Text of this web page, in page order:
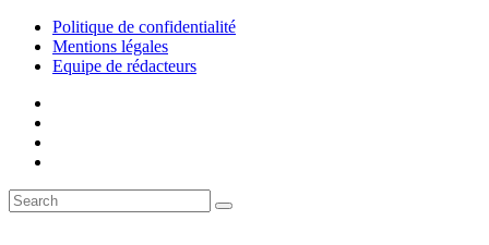
Politique de confidentialité
Mentions légales
Equipe de rédacteurs